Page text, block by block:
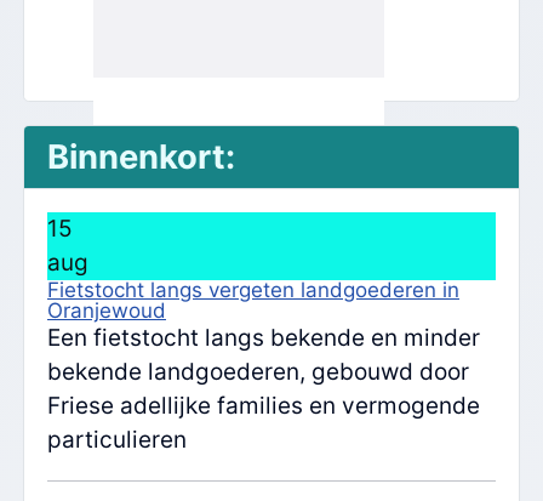
Binnenkort:
15
aug
Fietstocht langs vergeten landgoederen in
Oranjewoud
Een fietstocht langs bekende en minder
bekende landgoederen, gebouwd door
Friese adellijke families en vermogende
particulieren